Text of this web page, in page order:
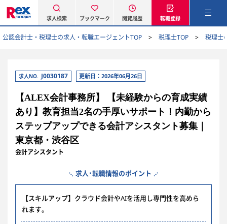
求人検索 ブックマーク 閲覧履歴 転職登録
公認会計士・税理士の求人・転職エージェントTOP 税理士TOP 税理士
求人NO. J0030187 更新日：2026年06月26日
【ALEX会計事務所】 【未経験からの育成実績
あり】教育担当2名の手厚いサポート！内勤から
ステップアップできる会計アシスタント募集｜
東京都・渋谷区
会計アシスタント
求人･転職情報のポイント
【スキルアップ】クラウド会計やAIを活用し専門性を高めら
れます。